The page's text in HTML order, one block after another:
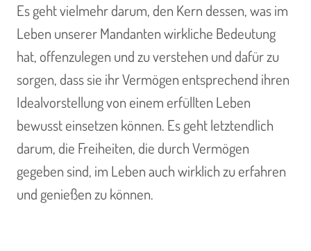
Es geht vielmehr darum, den Kern dessen, was im
Leben unserer Mandanten wirkliche Bedeutung
hat, offenzulegen und zu verstehen und dafür zu
sorgen, dass sie ihr Vermögen entsprechend ihren
Idealvorstellung von einem erfüllten Leben
bewusst einsetzen können. Es geht letztendlich
darum, die Freiheiten, die durch Vermögen
gegeben sind, im Leben auch wirklich zu erfahren
und genießen zu können.